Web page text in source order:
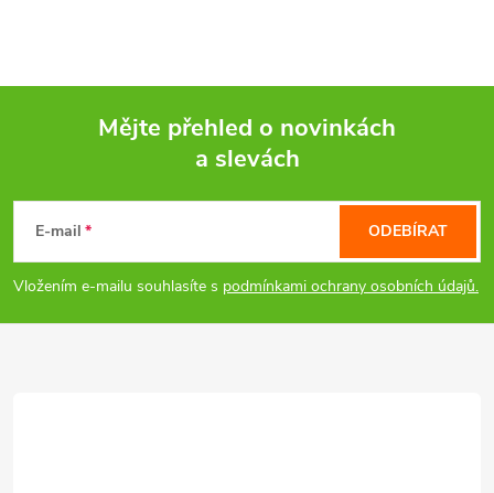
p
a
Mějte přehled o novinkách
a slevách
E-mail
Vložením e-mailu souhlasíte s podmínkami ochrany osobních údajů.
ODEBÍRAT